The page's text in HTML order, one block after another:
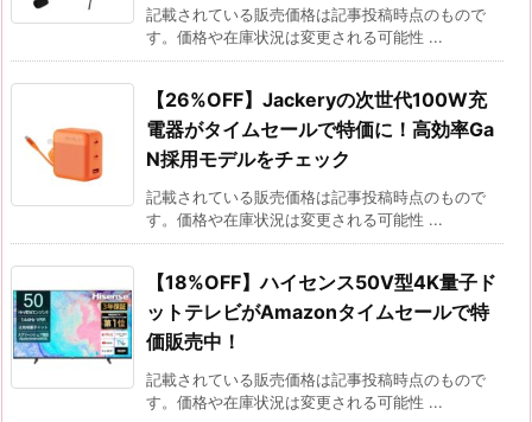
記載されている販売価格は記事投稿時点のもので
す。価格や在庫状況は変更される可能性 ...
【26%OFF】Jackeryの次世代100W充
電器がタイムセールで特価に！高効率Ga
N採用モデルをチェック
記載されている販売価格は記事投稿時点のもので
す。価格や在庫状況は変更される可能性 ...
【18%OFF】ハイセンス50V型4K量子ド
ットテレビがAmazonタイムセールで特
価販売中！
記載されている販売価格は記事投稿時点のもので
す。価格や在庫状況は変更される可能性 ...